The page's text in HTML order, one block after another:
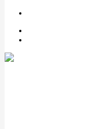
Sök bland artiklar
Byggplåtskruv